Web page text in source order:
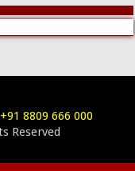
8809 666 000
Reserved